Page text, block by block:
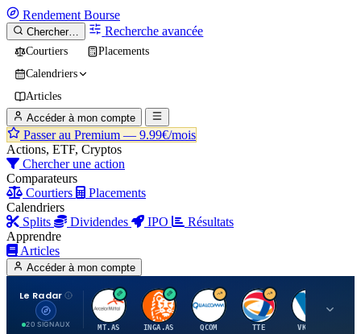
Rendement Bourse
Chercher… Recherche avancée
Courtiers
Placements
Calendriers
Articles
Accéder à mon compte
Passer au Premium — 9.99€/mois
Actions, ETF, Cryptos
Chercher une action
Comparateurs
Courtiers
Placements
Calendriers
Splits
Dividendes IPO
Résultats
Apprendre
Articles
Accéder à mon compte
Le Radar
20 SIGNAUX
A
MT.AS
I
INGA.AS
Q
QCOM
T
TTE VK.PA